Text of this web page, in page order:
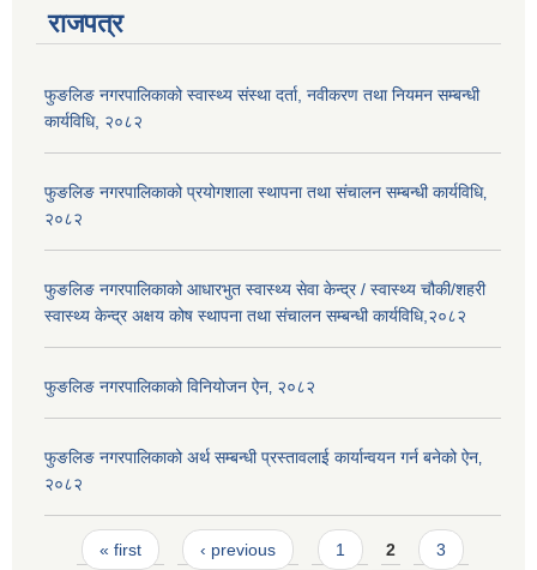
राजपत्र
फुङलिङ नगरपालिकाको स्वास्थ्य संस्था दर्ता, नवीकरण तथा नियमन सम्बन्धी
कार्यविधि, २०८२
फुङलिङ नगरपालिकाको प्रयोगशाला स्थापना तथा संचालन सम्बन्धी कार्यविधि‚
२०८२
फुङलिङ नगरपालिकाको आधारभुत स्वास्थ्य सेवा केन्द्र / स्वास्थ्य चौकी/शहरी
स्वास्थ्य केन्द्र अक्षय कोष स्थापना तथा संचालन सम्बन्धी कार्यविधि,२०८२
फुङलिङ नगरपालिकाको विनियोजन ऐन‚ २०८२
फुङलिङ नगरपालिकाको अर्थ सम्बन्धी प्रस्तावलाई कार्यान्वयन गर्न बनेको ऐन‚
२०८२
Pages
« first ‹ previous 1 2 3